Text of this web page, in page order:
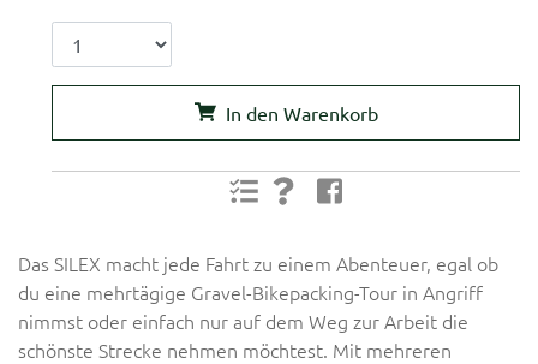
In den Warenkorb
Das SILEX macht jede Fahrt zu einem Abenteuer, egal ob
du eine mehrtägige Gravel-Bikepacking-Tour in Angriff
nimmst oder einfach nur auf dem Weg zur Arbeit die
schönste Strecke nehmen möchtest. Mit mehreren